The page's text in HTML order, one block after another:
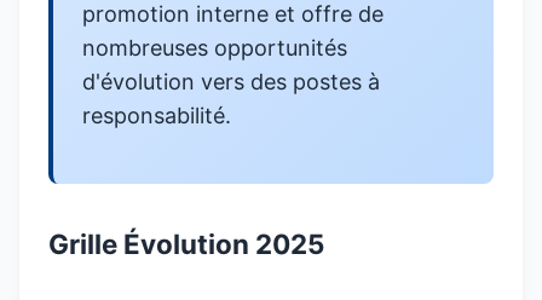
promotion interne et offre de
nombreuses opportunités
d'évolution vers des postes à
responsabilité.
Grille Évolution 2025